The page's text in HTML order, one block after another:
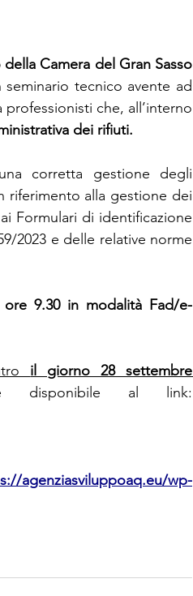
Camera del Gran Sasso
seminario tecnico avente ad
professionisti che, all’interno
dei rifiuti.
corretta gestione degli
riferimento alla gestione dei
Formulari di identificazione
2023 e delle relative norme
9.30 in modalità Fad/e-
il giorno 28 settembre
agenziasviluppoaq.eu/wp-